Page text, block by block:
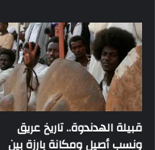
قبيلة الهدندوة.. تاريخ عريق
ونسب أصيل ومكانة بارزة بين